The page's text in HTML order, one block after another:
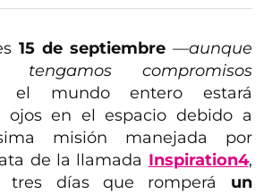
15 de septiembre —aunque
compromisos
el mundo entero estará
ojos en el espacio debido a
misión manejada por
de la llamada Inspiration4,
días que romperá un